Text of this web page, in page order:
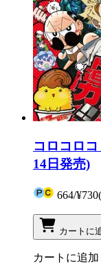
コロコロコ
14日発売)
664/¥730
カートに
カートに追